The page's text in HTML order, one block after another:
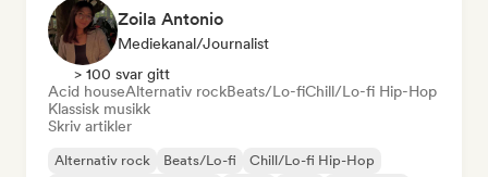
Zoila Antonio
Mediekanal/journalist
> 100 svar gitt
Acid houseAlternativ rockBeats/Lo-fiChill/Lo-fi Hip-Hop
Klassisk musikk
Skriv artikler
Alternativ rock Beats/Lo-fi
Chill/Lo-fi Hip-Hop